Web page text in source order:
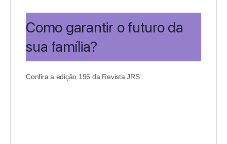
Como garantir o futuro da
sua família?
Confira a edição 196 da Revista JRS